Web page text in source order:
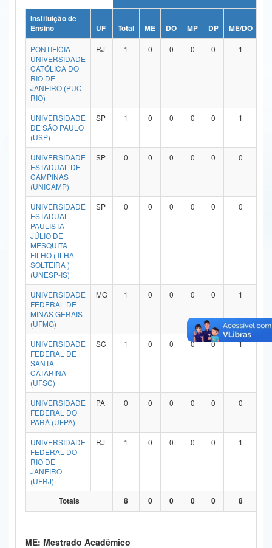
Ministério da Ciência, Tecnologia, Inovações e Comunicações
Ministério do Meio Ambiente
Ministério do Turismo
Ministério do Desenvolvimento Regional
Ministério da Mulher, da Família e dos Direitos Humanos
Secretaria-Geral
Secretaria de Governo
Gabinete de Segurança Institucional
Advocacia-Geral da União
Banco Central do Brasil
Instituição de
Ensino
UF Total ME DO MP DP ME/DO
PONTIFÍCIA
UNIVERSIDADE
CATÓLICA DO
RIO DE
JANEIRO (PUC-
RIO)
RJ 1 0 0 0 0 1
UNIVERSIDADE
DE SÃO PAULO
(USP)
SP 1 0 0 0 0 1
UNIVERSIDADE
ESTADUAL DE
CAMPINAS
(UNICAMP)
SP 0 0 0 0 0 0
UNIVERSIDADE
ESTADUAL
PAULISTA
JÚLIO DE
MESQUITA
FILHO ( ILHA
SOLTEIRA )
(UNESP-IS)
SP 0 0 0 0 0 0
UNIVERSIDADE
FEDERAL DE
MINAS GERAIS
(UFMG)
MG 1 0 0 0 0 1
UNIVERSIDADE
FEDERAL DE
SANTA
CATARINA
(UFSC)
SC 1 0 0 0 0 1
UNIVERSIDADE
FEDERAL DO
PARÁ (UFPA)
PA 0 0 0 0 0 0
UNIVERSIDADE
FEDERAL DO
RIO DE
JANEIRO
(UFRJ)
RJ 1 0 0 0 0 1
Totais 8 0 0 0 0 8
ME: Mestrado Acadêmico